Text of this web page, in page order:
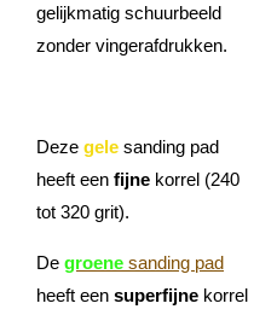
gelijkmatig schuurbeeld
zonder vingerafdrukken.
Deze gele sanding pad
heeft een fijne korrel (240
tot 320 grit).
De groene sanding pad
heeft een superfijne korrel